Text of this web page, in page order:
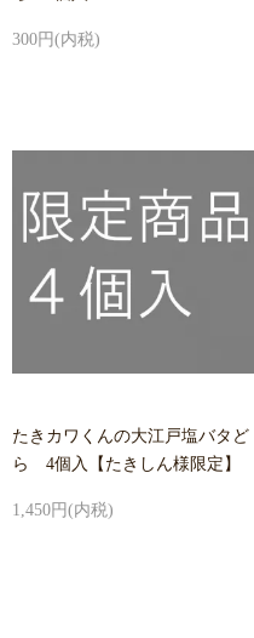
300円(内税)
たきカワくんの大江戸塩バタど
ら 4個入【たきしん様限定】
1,450円(内税)